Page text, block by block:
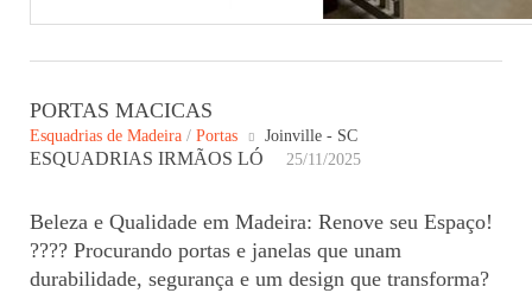
PORTAS MACICAS
Esquadrias de Madeira / Portas Joinville - SC
ESQUADRIAS IRMÃOS LÓ 25/11/2025
Beleza e Qualidade em Madeira: Renove seu Espaço!
???? Procurando portas e janelas que unam
durabilidade, segurança e um design que transforma?